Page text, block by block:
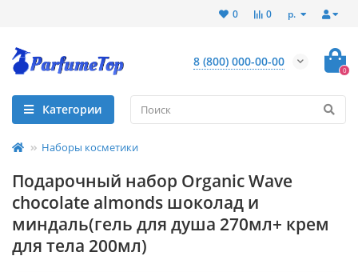
р.
0
0
8 (800) 000-00-00
0
Категории
Наборы косметики
Подарочный набор Organic Wave
chocolate almonds шоколад и
миндаль(гель для душа 270мл+ крем
для тела 200мл)